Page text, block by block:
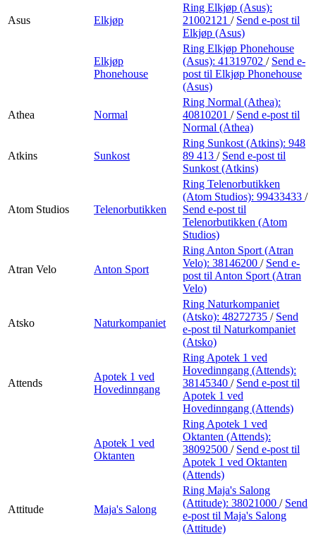
Asus Elkjøp
Ring Elkjøp (Asus):
21002121 / Send e-post til
Elkjøp (Asus)
Elkjøp
Phonehouse
Ring Elkjøp Phonehouse
(Asus): 41319702 / Send e-
post til Elkjøp Phonehouse
(Asus)
Athea Normal
Ring Normal (Athea):
40810201 / Send e-post til
Normal (Athea)
Atkins Sunkost
Ring Sunkost (Atkins): 948
89 413 / Send e-post til
Sunkost (Atkins)
Atom Studios Telenorbutikken
Ring Telenorbutikken
(Atom Studios): 99433433 /
Send e-post til
Telenorbutikken (Atom
Studios)
Atran Velo Anton Sport
Ring Anton Sport (Atran
Velo): 38146200 / Send e-
post til Anton Sport (Atran
Velo)
Atsko Naturkompaniet
Ring Naturkompaniet
(Atsko): 48272735 / Send
e-post til Naturkompaniet
(Atsko)
Attends
Apotek 1 ved
Hovedinngang
Ring Apotek 1 ved
Hovedinngang (Attends):
38145340 / Send e-post til
Apotek 1 ved
Hovedinngang (Attends)
Apotek 1 ved
Oktanten
Ring Apotek 1 ved
Oktanten (Attends):
38092500 / Send e-post til
Apotek 1 ved Oktanten
(Attends)
Attitude Maja's Salong
Ring Maja's Salong
(Attitude): 38021000 / Send
e-post til Maja's Salong
(Attitude)